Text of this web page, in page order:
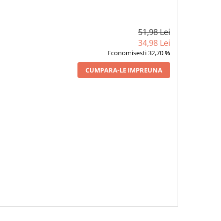
51,98 Lei
34,98 Lei
Economisesti 32,70 %
CUMPARA-LE IMPREUNA